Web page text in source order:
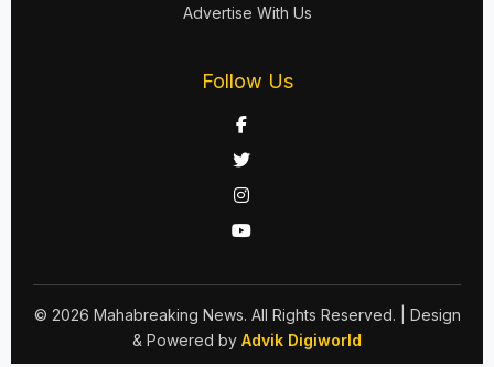
Advertise With Us
Follow Us
© 2026 Mahabreaking News. All Rights Reserved.
| Design
& Powered by Advik Digiworld